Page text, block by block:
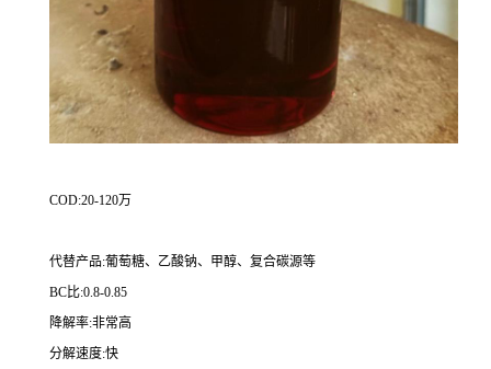
COD:20-120万
代替产品:葡萄糖、乙酸钠、甲醇、复合碳源等
BC比:0.8-0.85
降解率:非常高
分解速度:快